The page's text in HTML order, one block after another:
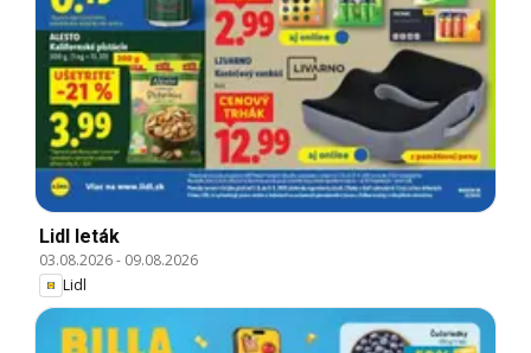
Lidl leták
03.08.2026- 09.08.2026
Lidl